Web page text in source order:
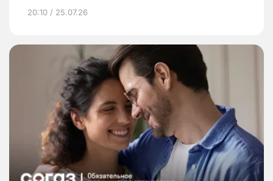
20:10 / 25.07.26